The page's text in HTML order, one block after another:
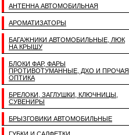
АНТЕННА АВТОМОБИЛЬНАЯ
АРОМАТИЗАТОРЫ
БАГАЖНИКИ АВТОМОБИЛЬНЫЕ, ЛЮК
НА КРЫШУ
БЛОКИ ФАР, ФАРЫ
ПРОТИВОТУМАННЫЕ, ДХО И ПРОЧАЯ
ОПТИКА
БРЕЛОКИ, ЗАГЛУШКИ, КЛЮЧНИЦЫ,
СУВЕНИРЫ
БРЫЗГОВИКИ АВТОМОБИЛЬНЫЕ